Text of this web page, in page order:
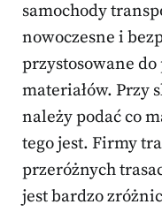
samochody
nowoczesne i
przystosowane
materiałów. Przy
należy podać co
tego jest. Firmy
przeróżnych
jest bardzo